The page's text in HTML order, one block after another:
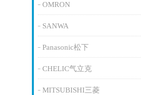
OMRON
SANWA
Panasonic松下
CHELIC气立克
MITSUBISHI三菱